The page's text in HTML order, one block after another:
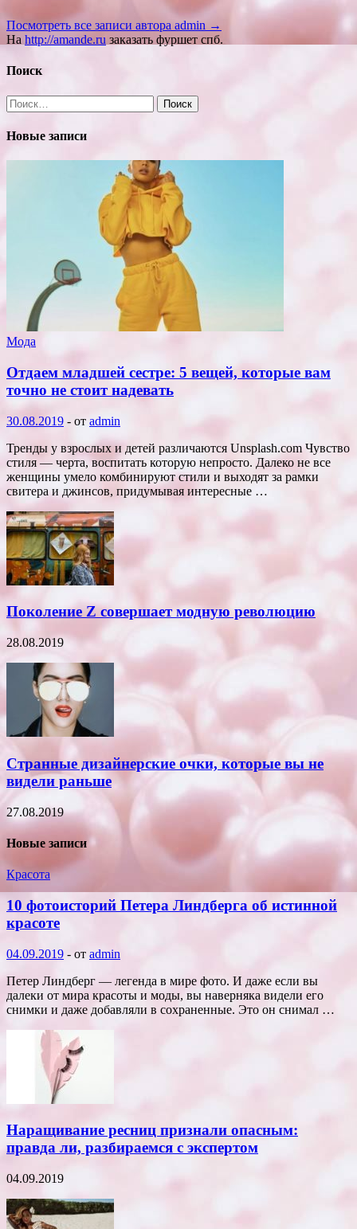
Посмотреть все записи автора admin →
На http://amande.ru заказать фуршет спб.
Поиск
Найти:
Новые записи
Мода
Отдаем младшей сестре: 5 вещей, которые вам
точно не стоит надевать
30.08.2019 - от admin
Тренды у взрослых и детей различаются Unsplash.com Чувство
стиля — черта, воспитать которую непросто. Далеко не все
женщины умело комбинируют стили и выходят за рамки
свитера и джинсов, придумывая интересные …
Поколение Z совершает модную революцию
28.08.2019
Странные дизайнерские очки, которые вы не
видели раньше
27.08.2019
Новые записи
Красота
10 фотоисторий Петера Линдберга об истинной
красоте
04.09.2019 - от admin
Петер Линдберг — легенда в мире фото. И даже если вы
далеки от мира красоты и моды, вы наверняка видели его
снимки и даже добавляли в сохраненные. Это он снимал …
Наращивание ресниц признали опасным:
правда ли, разбираемся с экспертом
04.09.2019